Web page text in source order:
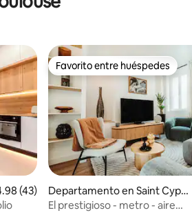
promedio: 4.98 de 5; 43
(43)
Favorito entre huéspedes
Favorito entre huéspedes
Departamento en Saint Cypri
en
El prestigioso - metro - aire